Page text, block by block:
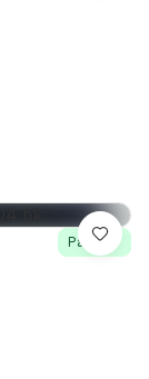
På lager
Lagre